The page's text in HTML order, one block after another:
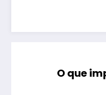
O que